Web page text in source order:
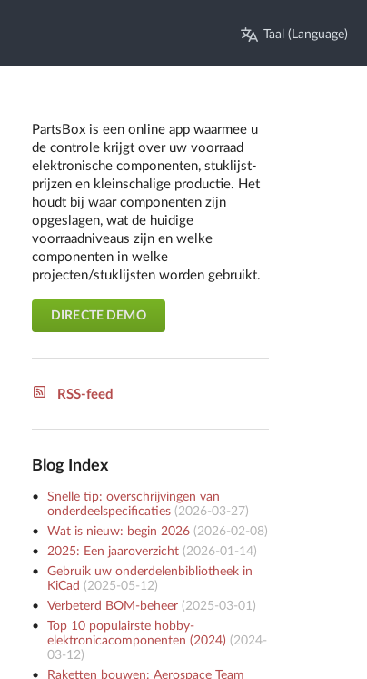
Taal (Language)
PartsBox is een online app waarmee u
de controle krijgt over uw voorraad
elektronische componenten, stuklijst-
prijzen en kleinschalige productie. Het
houdt bij waar componenten zijn
opgeslagen, wat de huidige
voorraadniveaus zijn en welke
componenten in welke
projecten/stuklijsten worden gebruikt.
DIRECTE DEMO
RSS-feed
Blog Index
Snelle tip: overschrijvingen van
onderdeelspecificaties (2026-03-27)
Wat is nieuw: begin 2026 (2026-02-08)
2025: Een jaaroverzicht (2026-01-14)
Gebruik uw onderdelenbibliotheek in
KiCad (2025-05-12)
Verbeterd BOM-beheer (2025-03-01 )
Top 10 populairste hobby-
elektronicacomponenten (2024) (2024-
03-12)
Raketten bouwen: Aerospace Team